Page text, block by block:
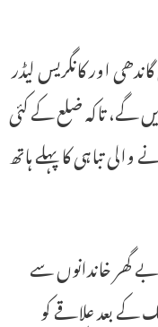
اور کانگریس لیڈر
گے، تاکہ ضلع کے کئی
تباہی کا پہلے ہاتھ
گھر خاندانوں سے
کے بعد علاقے کو